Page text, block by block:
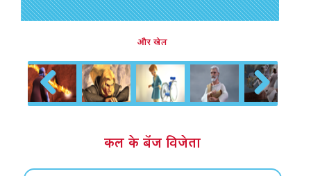
और खेल
Previous Next
कल के बॅज विजेता